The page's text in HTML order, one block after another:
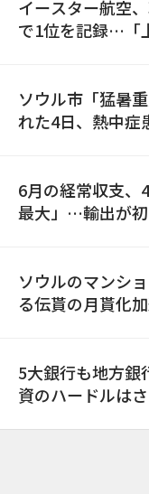
イースター航空
で1位を記録…「
ソウル市「猛暑
れた4日、熱中症
6月の経常収支、
最大」…輸出が
ソウルのマンシ
る伝貰の月貰化
5大銀行も地方
資のハードルは